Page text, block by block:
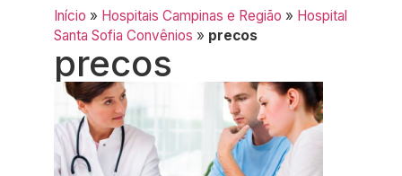
Início » Hospitais Campinas e Região » Hospital
Santa Sofia Convênios » precos
precos